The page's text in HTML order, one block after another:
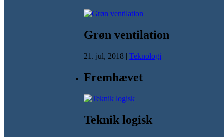
Grøn ventilation
21. jul, 2018 | Teknologi |
Fremhævet
Teknik logisk